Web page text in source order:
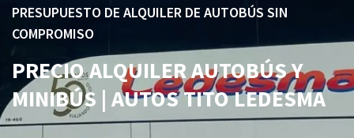
PRESUPUESTO DE ALQUILER DE AUTOBÚS SIN
COMPROMISO
PRECIO ALQUILER AUTOBÚS Y
MINIBÚS | AUTOS TITO LEDESMA